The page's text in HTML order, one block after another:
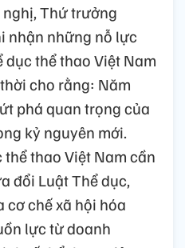
Thứ trưởng
nhận những nỗ lực
thể thao Việt Nam
cho rằng: Năm
phá quan trọng của
kỷ nguyên mới.
thể thao Việt Nam cần
đổi Luật Thể dục,
cơ chế xã hội hóa
lực từ doanh